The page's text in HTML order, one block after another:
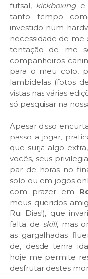
futsal, kickboxing e
tanto tempo
investido num
necessidade de me
tentação de me
companheiros
para o meu colo,
lambidelas (fotos
vistas nas várias
só pesquisar na
Apesar disso
passo a jogar,
que surja algo
vocês, seus
par de horas no
solo ou em jogos
com prazer em
meus queridos
Rui Dias!), que
falta de skill, mas
as gargalhadas
de, desde tenra
hoje me permite
desfrutar destes